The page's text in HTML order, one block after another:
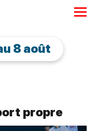
8 août
propre